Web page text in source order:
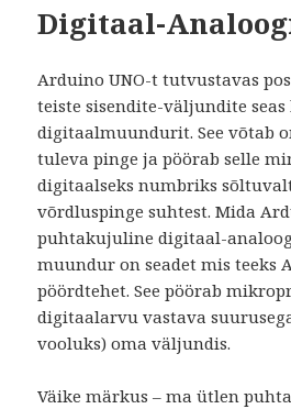
Digitaal-
Arduino UNO-t tutvustavas
teiste sisendite-väljundite seas
digitaalmuundurit. See võtab
tuleva pinge ja pöörab selle
digitaalseks numbriks
võrdluspinge suhtest. Mida
puhtakujuline digitaal-
muundur on seadet mis teeks
pöördtehet. See pöörab
digitaalarvu vastava
vooluks) oma väljundis.
Väike märkus – ma ütlen